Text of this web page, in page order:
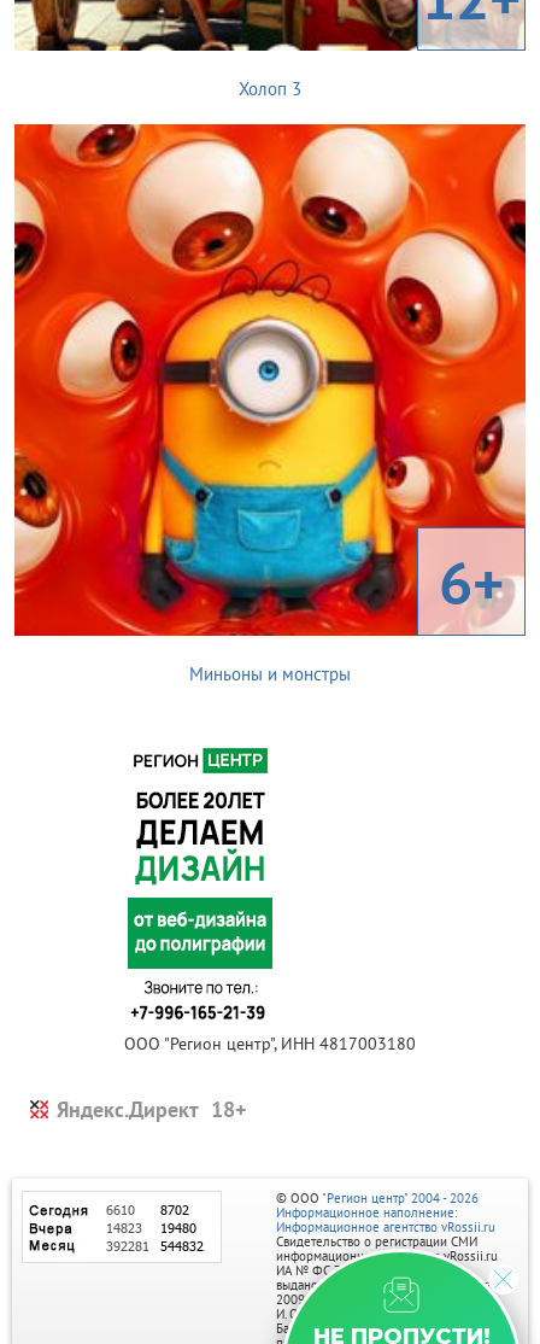
Холоп 3
6+
Миньоны и монстры
ООО "Регион центр", ИНН 4817003180
Яндекс.Директ
НЕ ПРОПУСТИ!
© ООО "Регион центр" 2004 - 2026
Информационное наполнение:
Информационное агентство vRossii.ru
Свидетельство о регистрации СМИ
информационного агентства vRossii.ru
ИА № ФС 77‑35502
выдано РОСКОМНАДЗОРом 04 марта
2009г.
И. О. Главного редактора Нарыков А. Н.
Баннеры на портале размещаются на